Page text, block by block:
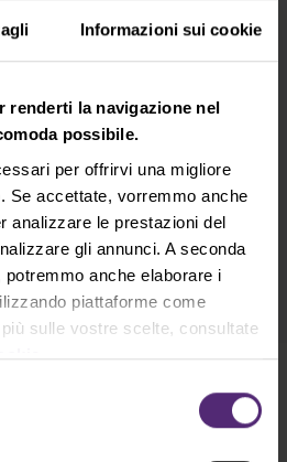
Informazioni sui cookie
renderti la navigazione nel
possibile.
per offrirvi una migliore
Se accettate, vorremmo anche
analizzare le prestazioni del
gli annunci. A seconda
anche elaborare i
piattaforme come
sulle vostre scelte, consultate
.
alla Newsletter
in Purple Trading, Market
di mercato e articoli...
i miei dati personali vengano trattati in
Inoltre riconosco e accetto anche la
audiovisivee le avvertenze e le divulgazioni